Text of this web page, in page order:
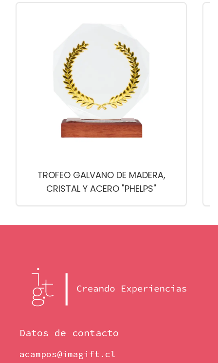
TROFEO GALVANO DE MADERA,
CRISTAL Y ACERO "PHELPS"
Datos de contacto
acampos@imagift.cl